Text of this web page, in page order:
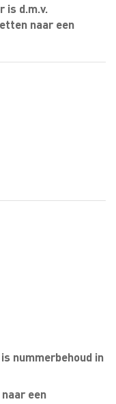
is d.m.v.
naar een
nummerbehoud in
een